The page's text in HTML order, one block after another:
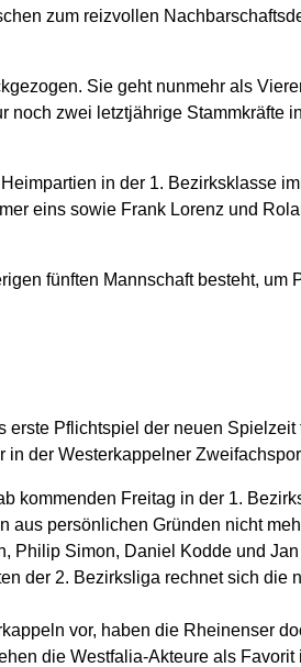
zum reizvollen
Sie geht nunmehr als
zwei letztjährige
in der 1. Bezirksklasse
eins sowie Frank Lorenz und
fünften Mannschaft besteht,
Pflichtspiel der neuen
der Westerkappelner
kommenden Freitag in der 1.
persönlichen Gründen nicht
Philip Simon, Daniel Kodde und
der 2. Bezirksliga rechnet sich die
vor, haben die Rheinenser
die Westfalia-Akteure als